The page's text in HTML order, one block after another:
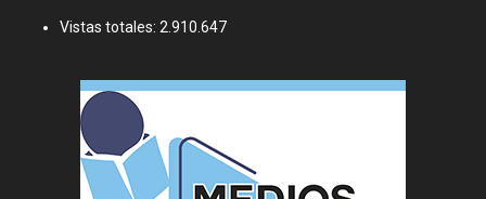
Vistas totales: 2.910.647